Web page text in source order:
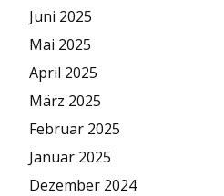
Juni 2025
Mai 2025
April 2025
März 2025
Februar 2025
Januar 2025
Dezember 2024